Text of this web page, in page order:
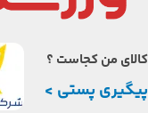
کالای من کجاست ؟
پیگیری پستی >